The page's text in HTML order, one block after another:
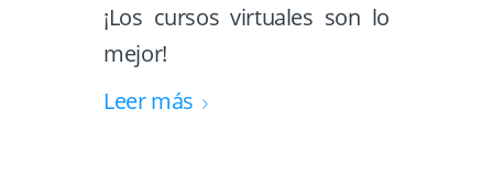
¡Los cursos virtuales son lo
mejor!
Leer más